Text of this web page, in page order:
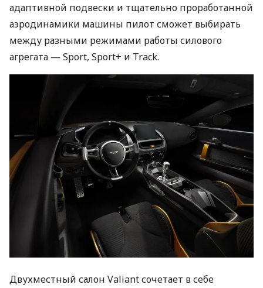
адаптивной подвески и тщательно проработанной
аэродинамики машины пилот сможет выбирать
между разными режимами работы силового
агрегата — Sport, Sport+ и Track.
Двухместный салон Valiant сочетает в себе